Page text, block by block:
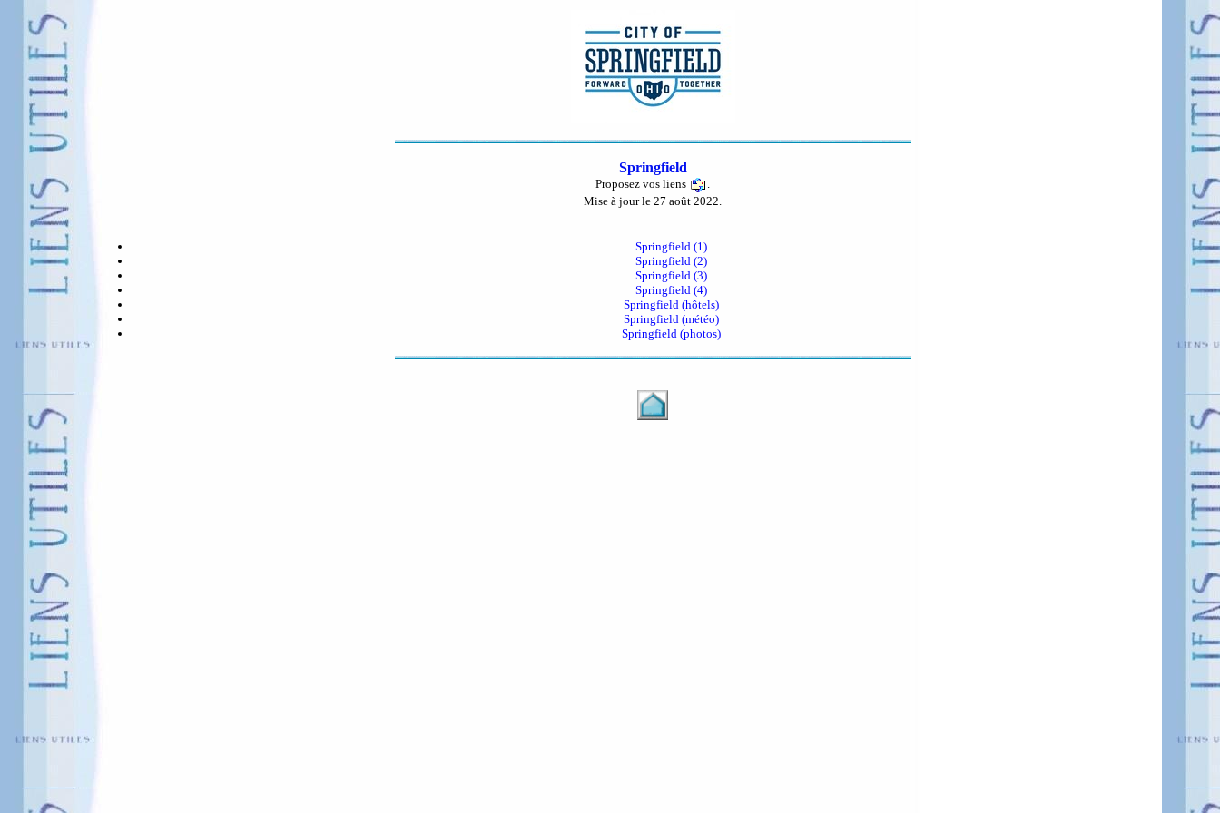
Springfield
Proposez vos liens
Mise à jour le 27 août 2022.
Springfield (1)
Springfield (2)
Springfield (3)
Springfield (4)
Springfield (hôtels)
Springfield (météo)
Springfield (photos)